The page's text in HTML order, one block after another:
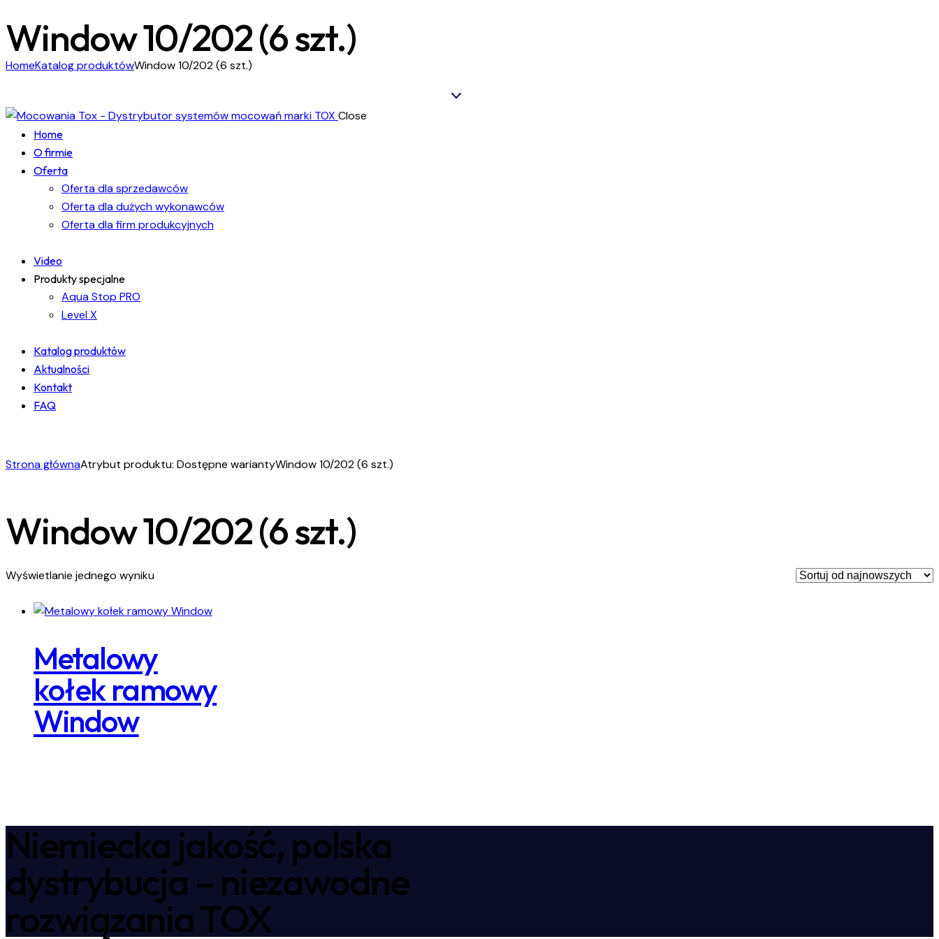
Window 10/202 (6 szt.)
HomeKatalog produktówWindow 10/202 (6 szt.)
Close
Home
O firmie
Oferta
Oferta dla sprzedawców
Oferta dla dużych wykonawców
Oferta dla firm produkcyjnych
Video
Produkty specjalne
Aqua Stop PRO
Level X
Katalog produktów
Aktualności
Kontakt
FAQ
1
Strona głównaAtrybut produktu: Dostępne wariantyWindow 10/202 (6 szt.)
Window 10/202 (6 szt.)
Wyświetlanie jednego wyniku
Metalowy
kołek ramowy
Window
Niemiecka jakość, polska
dystrybucja – niezawodne
rozwiązania TOX